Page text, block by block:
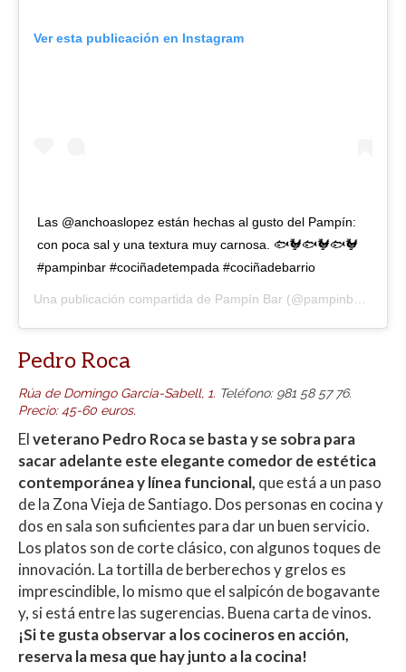
Ver esta publicación en Instagram
Las @anchoaslopez están hechas al gusto del Pampín:
con poca sal y una textura muy carnosa. 🐟🐓🐟🐓🐟🐓
#pampinbar #cociñadetempada #cociñadebarrio
Una publicación compartida de Pampín Bar (@pampinbar) el
Pedro Roca
Rúa de Domingo Garcia-Sabell, 1. Teléfono: 981 58 57 76.
Precio: 45-60 euros.
Elveterano Pedro Roca se basta y se sobra para
sacar adelante este elegante comedor de estética
contemporánea y línea funcional, que está a un paso
de la Zona Vieja de Santiago. Dos personas en cocina y
dos en sala son suficientes para dar un buen servicio.
Los platos son de corte clásico, con algunos toques de
innovación. La tortilla de berberechos y grelos es
imprescindible, lo mismo que el salpicón de bogavante
y, si está entre las sugerencias. Buena carta de vinos.
¡Si te gusta observar a los cocineros en acción,
reserva la mesa que hay junto a la cocina!